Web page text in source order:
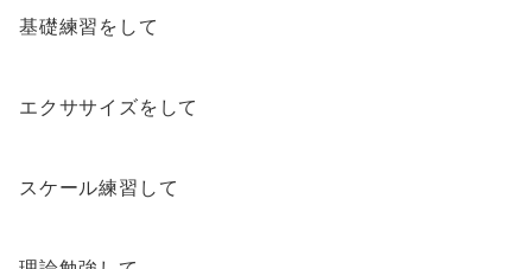
基礎練習をして
エクササイズをして
スケール練習して